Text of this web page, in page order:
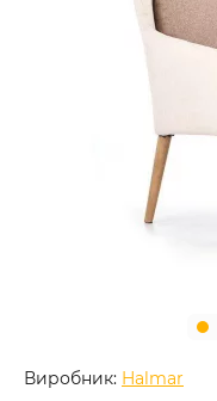
Виробник: Halmar